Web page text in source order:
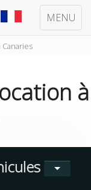
MENU
à